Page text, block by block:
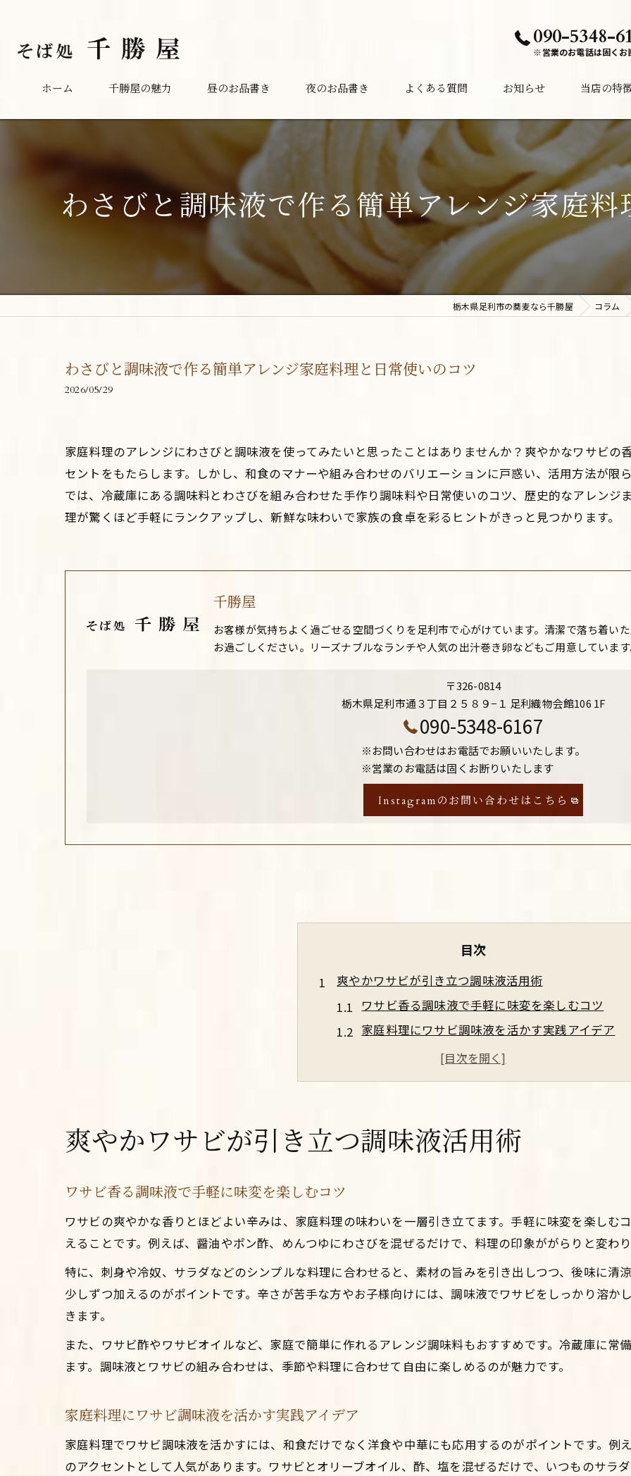
090-5348-
※営業のお電話は固くお
ホーム 千勝屋の魅力 昼のお品書き 夜のお品書き よくある質問 お知らせ 当店の特
ディナー
居酒屋
酒
わさびと調味液で作る簡単アレンジ家庭
栃木県足利市の蕎麦なら千勝屋 コラム
わさびと調味液で作る簡単アレンジ家庭料理と日常使いのコツ
2026/05/29
家庭料理のアレンジにわさびと調味液を使ってみたいと思ったことはありませんか？爽やかなワサビの
セントをもたらします。しかし、和食のマナーや組み合わせのバリエーションに戸惑い、活用方法が限
では、冷蔵庫にある調味料とわさびを組み合わせた手作り調味料や日常使いのコツ、歴史的なアレンジ
理が驚くほど手軽にランクアップし、新鮮な味わいで家族の食卓を彩るヒントがきっと見つかります。
千勝屋
お客様が気持ちよく過ごせる空間づくりを足利市で心がけています。清潔で落ち着い
お過ごしください。リーズナブルなランチや人気の出汁巻き卵などもご用意していま
〒326-0814
栃木県足利市通３丁目２５８９−１ 足利織物会館106 1F
090-5348-6167
※お問い合わせはお電話でお願いいたします。
※営業のお電話は固くお断りいたします
Instagramのお問い合わせはこちら
目次
爽やかワサビが引き立つ調味液活用術
ワサビ香る調味液で手軽に味変を楽しむコツ
家庭料理にワサビ調味液を活かす実践アイデア
ワサビの辛みと調味料の調和を引き出す方法
調味液とワサビで食卓が彩る新定番の提案
組み合わせ自在なわさびの調味料レシピ
ワサビ味噌やわさびラー油の簡単手作り法
家庭で試したいワサビと調味料の組み合わせ
ワサビ酢やオイルも活用したレシピのコツ
マナーを守るわさび醤油の使い方指南
ワサビ醤油の正しい使い方と基本マナー解説
ワサビの辛みを活かす醤油合わせのポイント
マナー違反を避けるワサビ醤油の活用術
手作りわさび酢で家庭料理に新風を
ワサビ酢の作り方と調味料選びのコツ
爽やかワサビが引き立つ調味液活用術
ワサビ香る調味液で手軽に味変を楽しむコツ
ワサビの爽やかな香りとほどよい辛みは、家庭料理の味わいを一層引き立てます。手軽に味変を楽しむ
えることです。例えば、醤油やポン酢、めんつゆにわさびを混ぜるだけで、料理の印象ががらりと変わ
特に、刺身や冷奴、サラダなどのシンプルな料理に合わせると、素材の旨みを引き出しつつ、後味に清
少しずつ加えるのがポイントです。辛さが苦手な方やお子様向けには、調味液でワサビをしっかり溶か
きます。
また、ワサビ酢やワサビオイルなど、家庭で簡単に作れるアレンジ調味料もおすすめです。冷蔵庫に常
ます。調味液とワサビの組み合わせは、季節や料理に合わせて自由に楽しめるのが魅力です。
家庭料理にワサビ調味液を活かす実践アイデア
家庭料理でワサビ調味液を活かすには、和食だけでなく洋食や中華にも応用するのがポイントです。例
のアクセントとして人気があります。ワサビとオリーブオイル、酢、塩を混ぜるだけで、いつものサラ